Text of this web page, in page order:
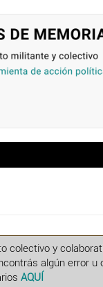
colectivo y
algún error u
AQUÍ